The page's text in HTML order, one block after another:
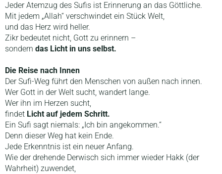
Jeder Atemzug des Sufis ist Erinnerung an das Göttliche.
Mit jedem „Allah“ verschwindet ein Stück Welt,
und das Herz wird heller.
Zikr bedeutet nicht, Gott zu erinnern –
sondern das Licht in uns selbst.
Die Reise nach Innen
Der Sufi-Weg führt den Menschen von außen nach innen.
Wer Gott in der Welt sucht, wandert lange.
Wer ihn im Herzen sucht,
findet Licht auf jedem Schritt.
Ein Sufi sagt niemals: „Ich bin angekommen.“
Denn dieser Weg hat kein Ende.
Jede Erkenntnis ist ein neuer Anfang.
Wie der drehende Derwisch sich immer wieder Hakk (der
Wahrheit) zuwendet,